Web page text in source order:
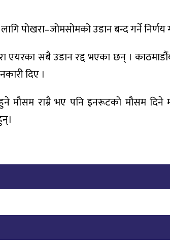
पोखरा–जोमसोमको उडान बन्द गर्ने निर्णय
एयरका सबै उडान रद्द भएका छन् ।
दिए ।
मौसम राम्रै भए पनि इनरूटको मौसम